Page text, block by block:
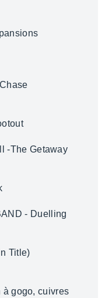
-The Getaway
- Duelling
Title)
gogo, cuivres